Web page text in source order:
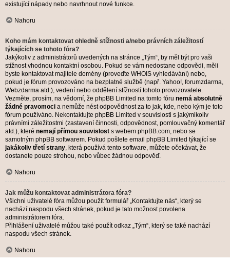
existující nápady nebo navrhnout nové funkce.
Nahoru
Koho mám kontaktovat ohledně stížnosti a/nebo právních záležitostí
týkajících se tohoto fóra?
Jakýkoliv z administrátorů uvedených na stránce „Tým“, by měl být pro vaši
stížnost vhodnou kontaktní osobou. Pokud se vám nedostane odpovědi, měli
byste kontaktovat majitele domény (proveďte WHOIS vyhledávání) nebo,
pokud je fórum provozováno na bezplatné službě (např. Yahoo!, forumzdarma,
Webzdarma atd.), vedení nebo oddělení stížností tohoto provozovatele.
Vezměte, prosím, na vědomí, že phpBB Limited na tomto fóru nemá absolutně
žádné pravomoci a nemůže nést odpovědnost za to jak, kde, nebo kým je toto
fórum používáno. Nekontaktujte phpBB Limited v souvislosti s jakýmikoliv
právními záležitostmi (zastavení činnosti, odpovědnost, pomlouvačný komentář
atd.), které nemají přímou souvislost s webem phpBB.com, nebo se
samotným phpBB softwarem. Pokud pošlete email phpBB Limited týkající se
jakákoliv třetí strany, která používá tento software, můžete očekávat, že
dostanete pouze strohou, nebo vůbec žádnou odpověď.
Nahoru
Jak můžu kontaktovat administrátora fóra?
Všichni uživatelé fóra můžou použít formulář „Kontaktujte nás“, který se
nachází naspodu všech stránek, pokud je tato možnost povolena
administrátorem fóra.
Přihlášení uživatelé můžou také použít odkaz „Tým“, který se také nachází
naspodu všech stránek.
Nahoru